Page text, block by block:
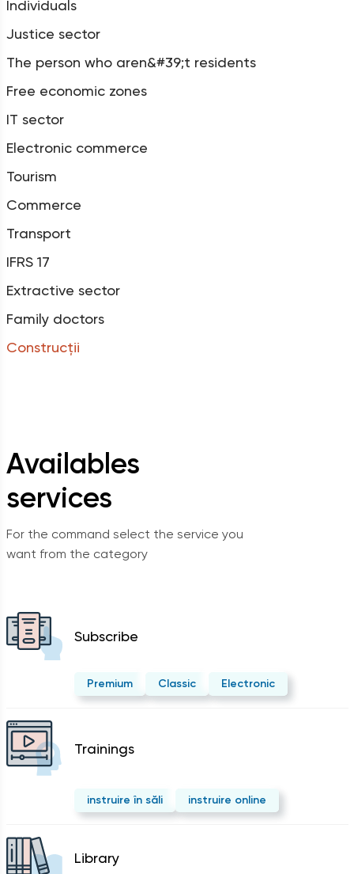
Individuals
Justice sector
The person who aren&#39;t residents
Free economic zones
IT sector
Electronic commerce
Tourism
Commerce
Transport
IFRS 17
Extractive sector
Family doctors
Construcții
Availables
services
For the command select the service you
want from the category
Subscribe
Premium Classic Electronic
Trainings
instruire în săli instruire online
Library